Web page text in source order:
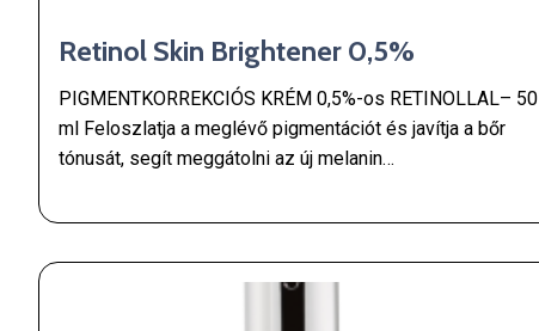
Retinol Skin Brightener 0,5%
PIGMENTKORREKCIÓS KRÉM 0,5%-os RETINOLLAL– 50
ml Feloszlatja a meglévő pigmentációt és javítja a bőr
tónusát, segít meggátolni az új melanin…